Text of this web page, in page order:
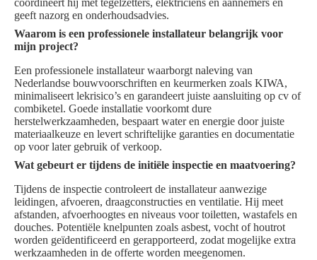
coördineert hij met tegelzetters, elektriciens en aannemers en
geeft nazorg en onderhoudsadvies.
Waarom is een professionele installateur belangrijk voor
mijn project?
Een professionele installateur waarborgt naleving van
Nederlandse bouwvoorschriften en keurmerken zoals KIWA,
minimaliseert lekrisico’s en garandeert juiste aansluiting op cv of
combiketel. Goede installatie voorkomt dure
herstelwerkzaamheden, bespaart water en energie door juiste
materiaalkeuze en levert schriftelijke garanties en documentatie
op voor later gebruik of verkoop.
Wat gebeurt er tijdens de initiële inspectie en maatvoering?
Tijdens de inspectie controleert de installateur aanwezige
leidingen, afvoeren, draagconstructies en ventilatie. Hij meet
afstanden, afvoerhoogtes en niveaus voor toiletten, wastafels en
douches. Potentiële knelpunten zoals asbest, vocht of houtrot
worden geïdentificeerd en gerapporteerd, zodat mogelijke extra
werkzaamheden in de offerte worden meegenomen.